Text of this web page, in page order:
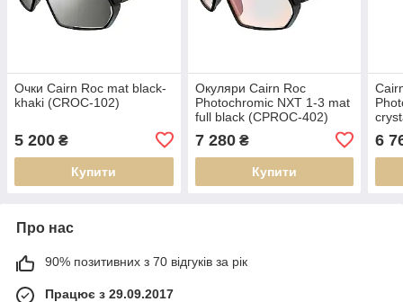
Очки Cairn Roc mat black-
khaki (CROC-102)
5 200 ₴
Купити
Окуляри Cairn Roc
Photochromic NXT 1-3 mat
full black (CPROC-402)
7 280₴
Купити
6
Про нас
90% позитивних з 70 відгуків за рік
Працює з 29.09.2017